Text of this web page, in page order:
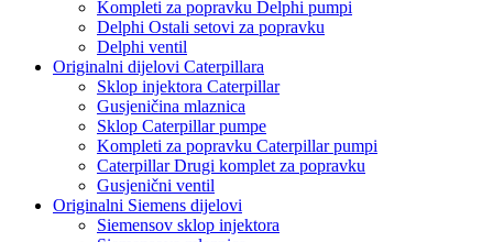
Kompleti za popravku Delphi pumpi
Delphi Ostali setovi za popravku
Delphi ventil
Originalni dijelovi Caterpillara
Sklop injektora Caterpillar
Gusjeničina mlaznica
Sklop Caterpillar pumpe
Kompleti za popravku Caterpillar pumpi
Caterpillar Drugi komplet za popravku
Gusjenični ventil
Originalni Siemens dijelovi
Siemensov sklop injektora